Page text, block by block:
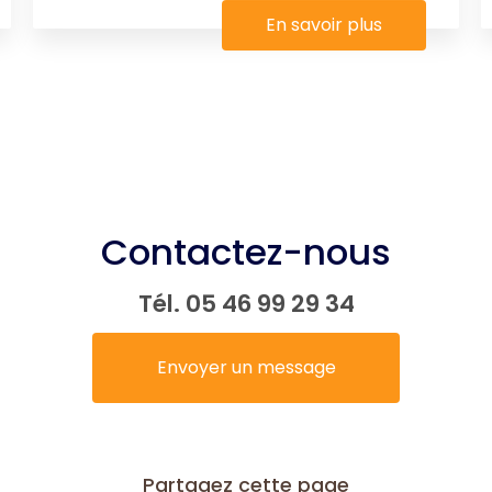
En savoir plus
Contactez-nous
Tél. 05 46 99 29 34
Envoyer un message
Partagez cette page